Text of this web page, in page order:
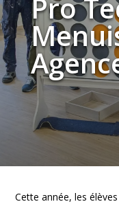
Pro
Cette année, les